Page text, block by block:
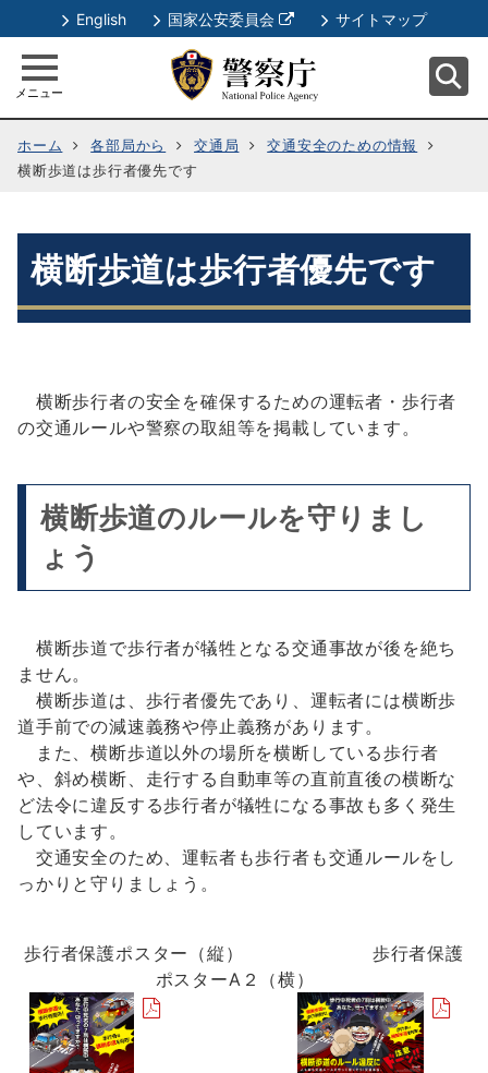
English 国家公安委員会
別
ウ
ィ
ン
ド
ウ
サイトマップ
メニュー
ホーム 各部局から 交通局
交通安全のための情報
横断歩道は歩行者優先です
横断歩道は歩行者優先です
横断歩行者の安全を確保するための運転者・歩行者
の交通ルールや警察の取組等を掲載しています。
横断歩道のルールを守りまし
ょう
横断歩道で歩行者が犠牲となる交通事故が後を絶ち
ません。
横断歩道は、歩行者優先であり、運転者には横断歩
道手前での減速義務や停止義務があります。
また、横断歩道以外の場所を横断している歩行者
や、斜め横断、走行する自動車等の直前直後の横断な
ど法令に違反する歩行者が犠牲になる事故も多く発生
しています。
交通安全のため、運転者も歩行者も交通ルールをし
っかりと守りましょう。
歩行者保護ポスター（縦） 歩行者保護
ポスターA２（横）